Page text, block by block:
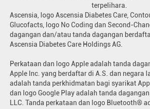
terpelihara.
Ascensia, logo Ascensia Diabetes Care,
Glucofacts, logo No Coding dan Second-
dagangan dan/atau tanda dagangan
Ascensia Diabetes Care Holdings AG.
Perkataan dan logo Apple adalah tanda
Apple Inc. yang berdaftar di A.S. dan negara
adalah tanda perkhidmatan bagi syarikat
dan logo Google Play adalah tanda
LLC. Tanda perkataan dan logo Bluetooth®